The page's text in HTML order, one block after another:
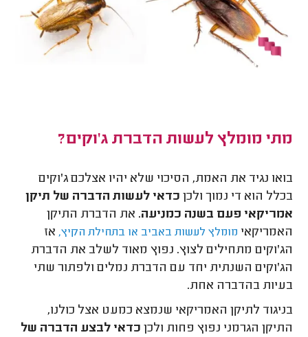
מתי מומלץ לעשות הדברת ג'וקים?
בואו נגיד את האמת, הסיכוי שלא יהיו אצלכם ג'וקים
בכלל הוא די נמוך ולכן כדאי לעשות הדברה של תיקן
אמריקאי פעם בשנה כמניעה. את הדברת התיקן
האמריקאי מומלץ לעשות באביב או בתחילת הקיץ, אז
הג'וקים מתחילים לצוץ. נפוץ מאוד לשלב את הדברת
הג'וקים השנתית יחד עם הדברת נמלים ולפתור שתי
בעיות בהדברה אחת.
בניגוד לתיקן האמריקאי שנמצא כמעט אצל כולנו,
התיקן הגרמני נפוץ פחות ולכן כדאי לבצע הדברה של